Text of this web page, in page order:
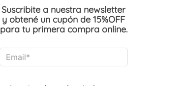
Suscribite a nuestra newsletter
y obtené un cupón de 15%OFF
para tu primera compra online.